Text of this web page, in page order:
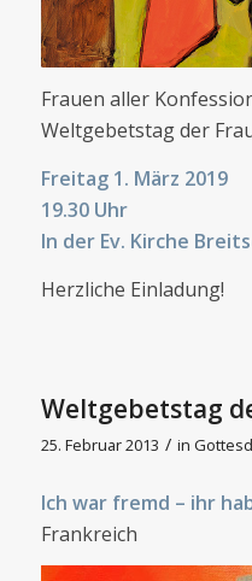
Frauen aller
Weltgebetstag der
Freitag 1. März 2019
19.30 Uhr
In der Ev. Kirche
Herzliche Einladung!
Weltgebetstag
25. Februar 2013 / in
Ich war fremd – ihr
Frankreich